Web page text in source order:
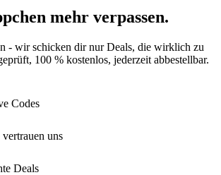
mehr verpassen.
- wir schicken dir nur Deals, die wirklich zu
100 % kostenlos, jederzeit abbestellbar.
Codes
uns
Deals